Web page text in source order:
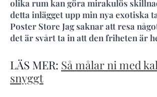
olika rum kan göra mirakulös
detta inlägget upp min nya exotiska
Poster Store Jag saknar att resa
det är svårt ta in att den friheten är
LÄS MER: Så målar ni med
snyggt